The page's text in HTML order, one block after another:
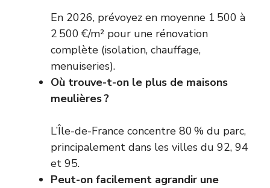
En 2026, prévoyez en moyenne 1 500 à
2 500 €/m² pour une rénovation
complète (isolation, chauffage,
menuiseries).
Où trouve-t-on le plus de maisons
meulières ?
L’Île-de-France concentre 80 % du parc,
principalement dans les villes du 92, 94
et 95.
Peut-on facilement agrandir une